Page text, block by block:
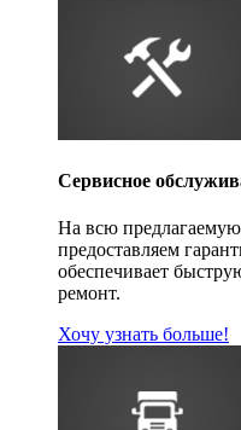
Сервисное
На всю
предоставляем
обеспечивает
ремонт.
Хочу узнать больше!